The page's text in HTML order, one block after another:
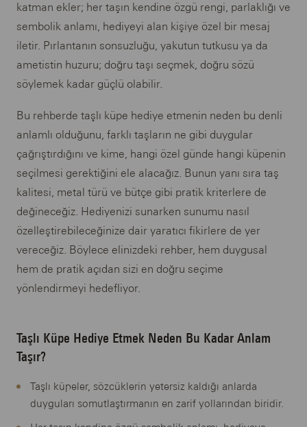
katman ekler; her taşın kendine özgü rengi, parlaklığı ve
sembolik anlamı, hediyeyi alan kişiye özel bir mesaj
iletir. Pırlantanın sonsuzluğu, yakutun tutkusu ya da
ametistin huzuru; doğru taşı seçmek, doğru sözü
söylemek kadar güçlü olabilir.
Bu rehberde taşlı küpe hediye etmenin neden bu denli
anlamlı olduğunu, farklı taşların ne gibi duygular
çağrıştırdığını ve kime, hangi özel günde hangi küpenin
seçilmesi gerektiğini ele alacağız. Bunun yanı sıra taş
kalitesi, metal türü ve bütçe gibi pratik kriterlere de
değineceğiz. Hediyenizi sunarken sunumu nasıl
özelleştirebileceğinize dair yaratıcı fikirlere de yer
vereceğiz. Böylece elinizdeki rehber, hem duygusal
hem de pratik açıdan sizi en doğru seçime
yönlendirmeyi hedefliyor.
Taşlı Küpe Hediye Etmek Neden Bu Kadar Anlam
Taşır?
Taşlı küpeler, sözcüklerin yetersiz kaldığı anlarda
duyguları somutlaştırmanın en zarif yollarından biridir.